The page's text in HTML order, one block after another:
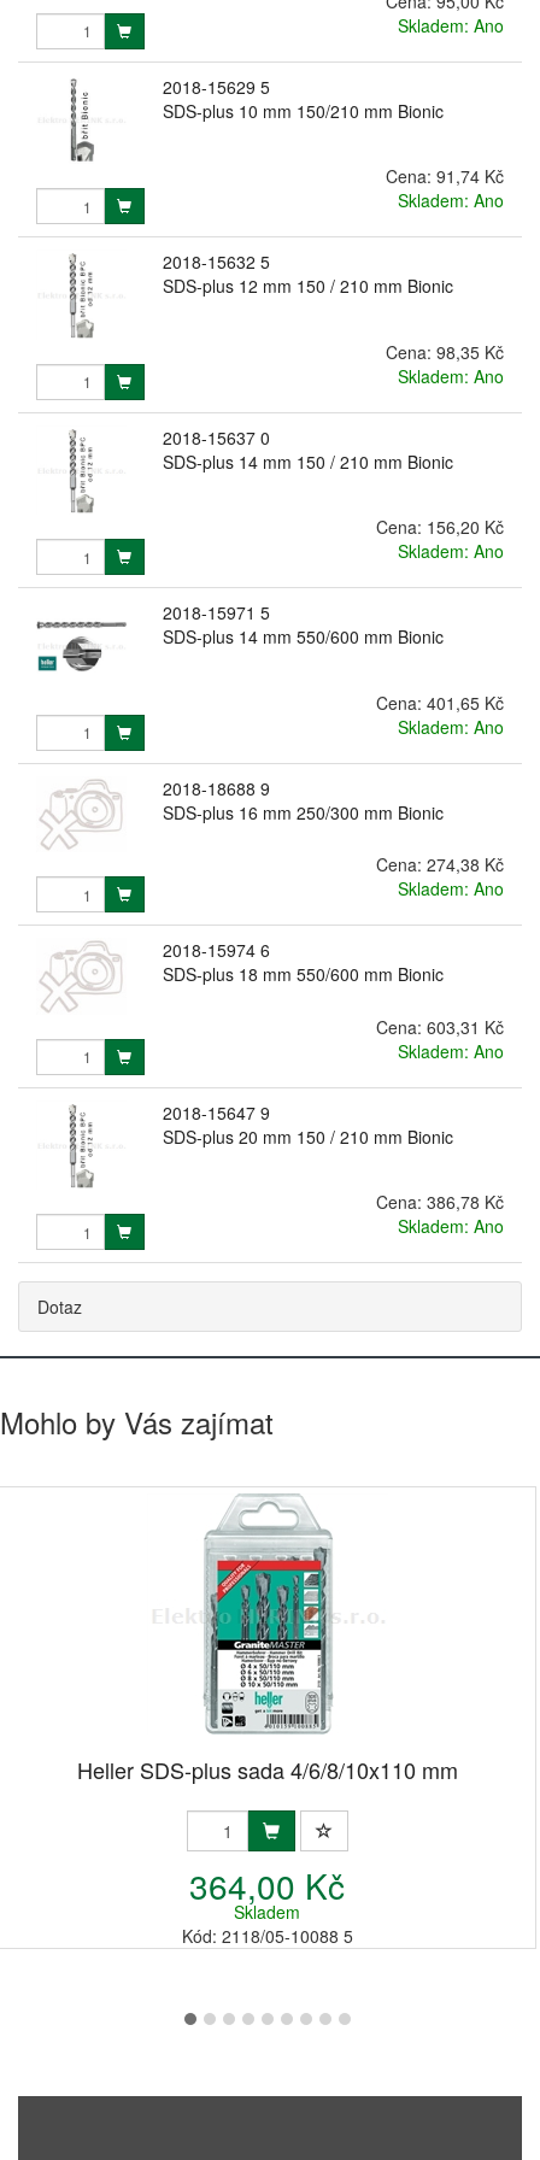
Skladem: Ano
2018-15629 5
SDS-plus 10 mm 150/210 mm Bionic
Cena: 91,74 Kč
Skladem: Ano
2018-15632 5
SDS-plus 12 mm 150 / 210 mm Bionic
Cena: 98,35 Kč
Skladem: Ano
2018-15637 0
SDS-plus 14 mm 150 / 210 mm Bionic
Cena: 156,20 Kč
Skladem: Ano
2018-15971 5
SDS-plus 14 mm 550/600 mm Bionic
Cena: 401,65 Kč
Skladem: Ano
2018-18688 9
SDS-plus 16 mm 250/300 mm Bionic
Cena: 274,38 Kč
Skladem: Ano
2018-15974 6
SDS-plus 18 mm 550/600 mm Bionic
Cena: 603,31 Kč
Skladem: Ano
2018-15647 9
SDS-plus 20 mm 150 / 210 mm Bionic
Cena: 386,78 Kč
Skladem: Ano
Dotaz
Mohlo by Vás zajímat
Heller SDS-plus sada 4/6/8/10x110 mm
364,00 Kč
Skladem
Kód: 2118/05-10088 5